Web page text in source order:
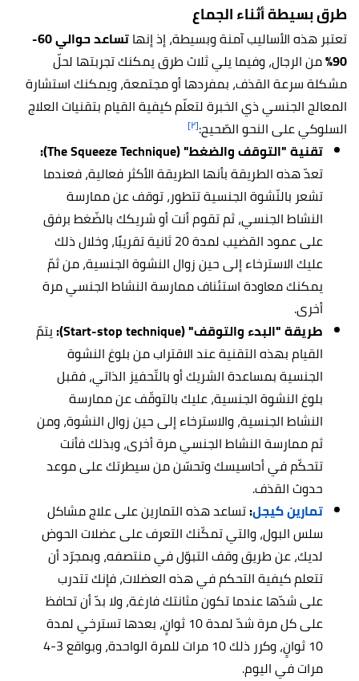
طرق بسيطة أثناء الجماع
تعتبر هذه الأساليب آمنة وبسيطة، إذ إنها
تساعد حوالي 60-
90% من الرجال، وفيما يلي ثلاث طرق يمكنك تجربتها لحلّ
مشكلة سرعة القذف، بمفردها أو مجتمعة، ويمكنك استشارة
المعالج الجنسي ذي الخبرة لتعلّم كيفية القيام بتقنيات العلاج
السلوكي على النحو الصّحيح:[٢]
تقنية "التوقف والضغط" (The Squeeze Technique):
تعدّ هذه الطريقة بأنها الطريقة الأكثر فعالية، فعندما
تشعر بالنّشوة الجنسية تتطور، توقف عن ممارسة
النشاط الجنسي، ثم تقوم أنت أو شريكك بالضّغط برفق
على عمود القضيب لمدة 20 ثانية تقريبًا، وخلال ذلك
عليك الاسترخاء إلى حين زوال النشوة الجنسية، من ثمّ
يمكنك معاودة استئناف ممارسة النشاط الجنسي مرة
أخرى.
طريقة "البدء والتوقف" (Start-stop technique):
يتمّ
القيام بهذه التقنية عند الاقتراب من بلوغ النشوة
الجنسية بمساعدة الشريك أو بالتّحفيز الذاتي، فقبل
بلوغ النشوة الجنسية، عليك بالتوقّف عن ممارسة
النشاط الجنسية، والاسترخاء إلى حين زوال النشوة، ومن
ثم ممارسة النشاط الجنسي مرة أخرى، وبذلك فأنت
تتحكّم في أحاسيسك وتحسّن من سيطرتك على موعد
حدوث القذف.
تمارين كيجل:تساعد هذه التمارين على علاج مشاكل
سلس البول، والتي تمكّنك التعرف على عضلات الحوض
لديك، عن طريق وقف التبوّل في منتصفه، وبمجرّد أن
تتعلم كيفية التحكم في هذه العضلات، فإنك تتدرب
على شدّها عندما تكون مثانتك فارغة، ولا بدّ أن تحافظ
على كل مرة شدّ لمدة 10 ثوانٍ، بعدها تسترخي لمدة
10 ثوانٍ، وكرر ذلك 10 مرات للمرة الواحدة، وبواقع 3-4
مرات في اليوم.